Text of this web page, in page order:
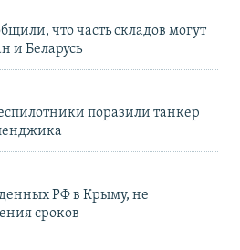
что часть складов могут
и Беларусь
поразили танкер
РФ в Крыму, не
сроков